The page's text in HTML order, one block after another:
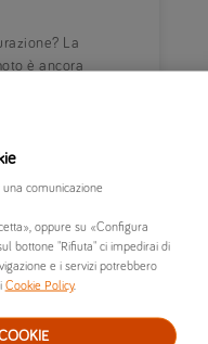
La
è ancora
nuove disposizioni
comunicazione
oppure su «Configura
bottone "Rifiuta" ci impedirai di
e i servizi potrebbero
Cookie Policy.